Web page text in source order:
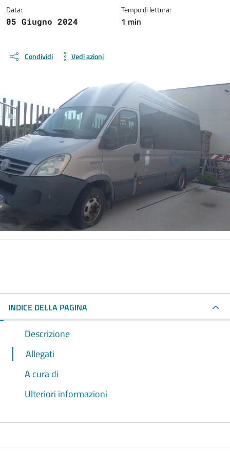
Data:
05 Giugno 2024
Tempo di lettura:
1 min
Condividi Vedi azioni
INDICE DELLA PAGINA
Descrizione
Allegati
A cura di
Ulteriori informazioni